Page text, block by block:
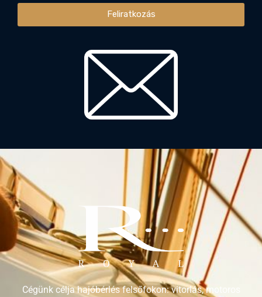
Feliratkozás
Cégünk célja hajóbérlés felsőfokon: vitorlás, motoros